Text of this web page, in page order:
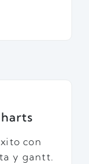
con
y gantt.